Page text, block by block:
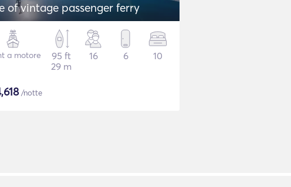
of vintage passenger ferry
a motore
95 ft
29 m
16 6 10
/notte